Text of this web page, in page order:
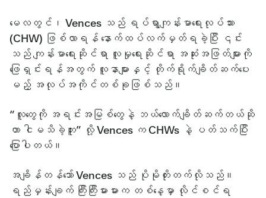
မေလတွင်၊ Vences သည် ရပ်ရွာကျန်းမာရေးလုပ်သား
(CHW) ဖြစ်လာရန် နောက်ထပ်လက်မှတ်ရခဲ့ပြီး ၎င်း
သည် ကျန်းမာရေးဆိုင်ရာ လူမှုရေးဆိုင်ရာ အဆုံးအဖြတ်များကို
ဖြေရှင်းရန်အတွက် လူနာများနှင့် တိုက်ရိုက်ချိတ်ဆက်ပေး
မည့် အလုပ်အကိုင်တစ်ခုဖြစ်သည်။
“လူတွေကို အရင်းအမြစ်တွေနဲ့ ဘယ်လောက်ချိတ်ဆက်တယ်ဆို
တာ ငါမသိခဲ့ဘူး” လို့ Vences က CHWs နဲ့ ပတ်သက်ပြီး
ပြောပါတယ်။
အချိန်တန်သော် Vences သည် ပိုမိုတိုးတက်လိုသည်။
ရည်မှန်းချက် ကြီးကြီးမားမားက တစ်နေ့မှာ လိုင်စင်ရ